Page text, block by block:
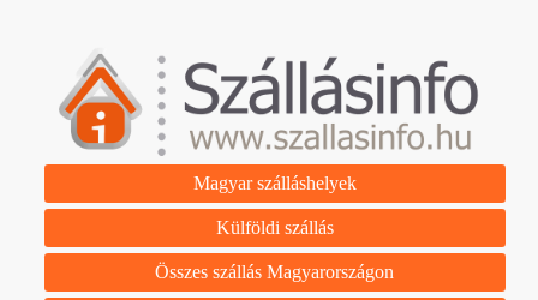
Magyar szálláshelyek
Külföldi szállás
Összes szállás Magyarországon